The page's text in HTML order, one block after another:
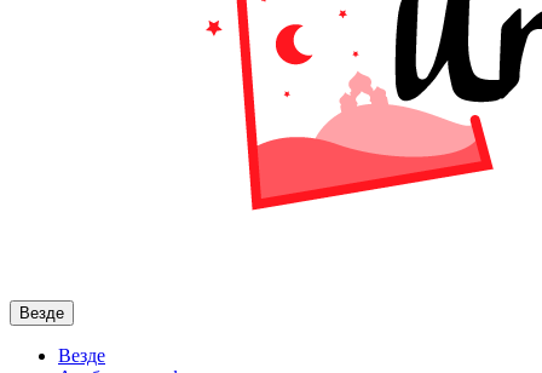
Везде
Везде